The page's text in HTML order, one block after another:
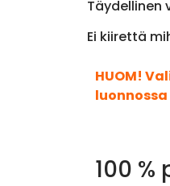
Täydellinen
Ei kiirettä
HUOM!
100